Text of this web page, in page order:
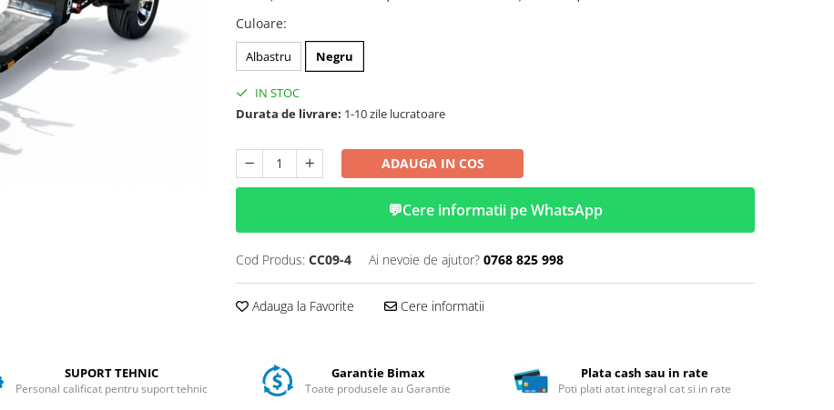
Culoare:
Albastru Negru
IN STOC
Durata de livrare: 1-10 zile lucratoare
ADAUGA IN COS
💬Cere informatii pe WhatsApp
Cod Produs: CC09-4 Ai nevoie de ajutor? 0768 825 998
Adauga la Favorite Cere informatii
SUPORT TEHNIC
Personal calificat pentru suport tehnic
Garantie Bimax
Toate produsele au Garantie
Plata cash sau in rate
Poti plati atat integral cat si in rate